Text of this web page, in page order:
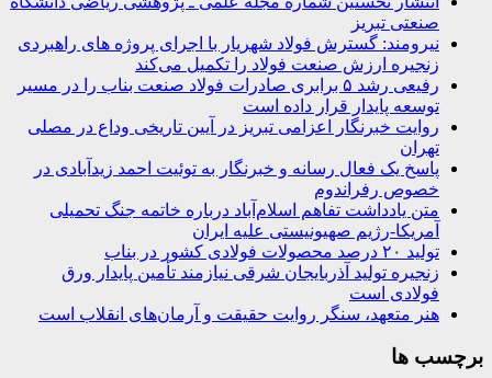
صنعتی تبریز
نیرومند: گسترش فولاد شهریار با اجرای پروژه های راهبردی
زنجیره ارزش صنعت فولاد را تکمیل می‌کند
رفیعی رشد ۵ برابری صادرات فولاد صنعت بناب را در مسیر
توسعه پایدار قرار داده است
روایت خبرنگار اعزامی تبریز در آیین تاریخی وداع در مصلی
تهران
پاسخ یک فعال رسانه و خبرنگار به توئیت احمد زیدآبادی در
خصوص رفراندوم
متن یادداشت تفاهم اسلام‌آباد درباره خاتمه جنگ تحمیلی
آمریکا-رژیم صهیونیستی علیه ایران
تولید ۲۰ درصد محصولات فولادی کشور در بناب
زنجیره تولید آذربایجان شرقی نیازمند تأمین پایدار ورق
فولادی است
هنر متعهد، سنگر روایت حقیقت و آرمان‌های انقلاب است
برچسب ها